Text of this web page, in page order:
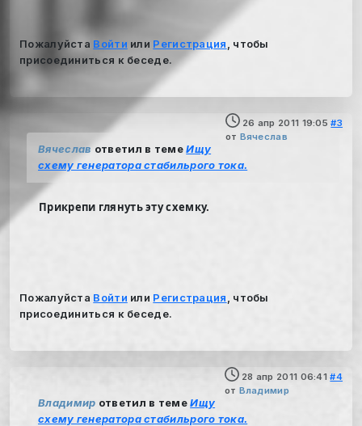
Пожалуйста Войти или Регистрация
, чтобы
присоединиться к беседе.
26 апр 2011 19:05 #3
от Вячеслав
Вячеслав ответил в темеИщу
схему генератора стабильрого тока.
Прикрепи глянуть эту схемку.
Пожалуйста Войти или Регистрация
, чтобы
присоединиться к беседе.
28 апр 2011 06:41 #4
от Владимир
Владимир ответил в темеИщу
схему генератора стабильрого тока.